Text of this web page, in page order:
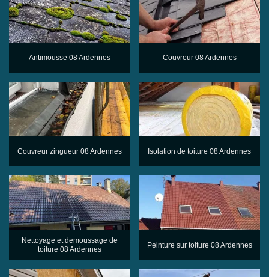
Antimousse 08 Ardennes Couvreur 08 Ardennes
Couvreur zingueur 08 Ardennes Isolation de toiture 08 Ardennes
Nettoyage et demoussage de
toiture 08 Ardennes
Peinture sur toiture 08 Ardennes